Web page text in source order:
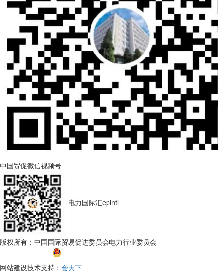
中国贸促微信视频号
电力国际汇epintl
版权所有：中国国际贸易促进委员会电力行业委员会
网站建设技术支持： 会天下